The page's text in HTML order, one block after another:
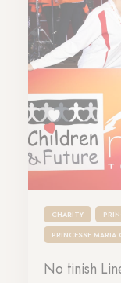
CHARITY
PRINCESSE MARIA
No finish